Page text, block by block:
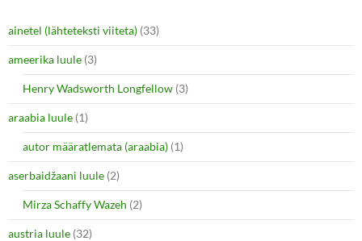
t
t
e
r
(
O
p
e
n
n
n
w
w
i
n
d
o
e
b
o
o
k
(
O
p
e
n
i
n
n
e
w
w
i
n
d
ainetel (lähteteksti viiteta) (33)
ameerika luule (3)
Henry Wadsworth Longfellow (3)
araabia luule (1)
autor määratlemata (araabia) (1)
aserbaidžaani luule (2)
Mirza Schaffy Wazeh (2)
austria luule (32)